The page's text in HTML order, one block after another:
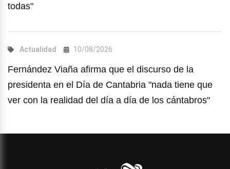
todas"
Actualidad 10/08/2026
Fernández Viaña afirma que el discurso de la
presidenta en el Día de Cantabria "nada tiene que
ver con la realidad del día a día de los cántabros"